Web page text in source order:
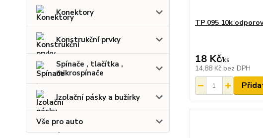
Konektory
Konstrukční prvky
Spínače , tlačítka ,
mikrospínače
Izolační pásky a bužírky
Vše pro auto
TP 095 10k
18 Kč/ks
14,88 Kč bez DPH